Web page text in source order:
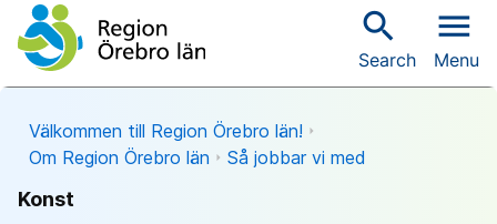
search
Search
menu
Menu
Välkommen till Region Örebro län!
Om Region Örebro län
Så jobbar vi med
Konst